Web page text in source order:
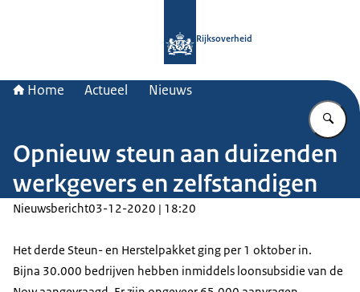
Rijksoverheid
Home Actueel Nieuws
Opnieuw steun aan duizenden
werkgevers en zelfstandigen
Nieuwsbericht03-12-2020 | 18:20
Het derde Steun- en Herstelpakket ging per 1 oktober in.
Bijna 30.000 bedrijven hebben inmiddels loonsubsidie van de